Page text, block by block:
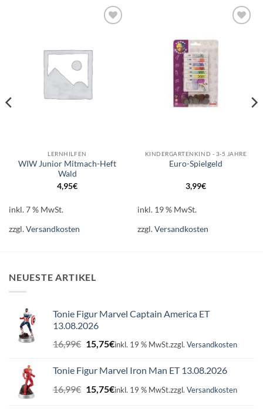
LERNHILFEN
WIW Junior Mitmach-Heft
Wald
4,95€
inkl. 7 % MwSt.
zzgl.Versandkosten
Wunschliste
KINDERGARTENKIND - 3-5 JAHRE
Euro-Spielgeld
3,99€
inkl. 19 % MwSt.
zzgl.Versandkosten
NEUESTE ARTIKEL
Tonie Figur Marvel Captain America ET
13.08.2026
16,99€ Ursprünglicher
Preis
16,99€
15,75€Aktueller
15,75€.
inkl. 19 % MwSt.zzgl. Versandkosten
Tonie Figur Marvel Iron Man ET 13.08.2026
16,99€ Ursprünglicher
Preis
15,75€Aktueller
inkl. 19 % MwSt.zzgl. Versandkosten